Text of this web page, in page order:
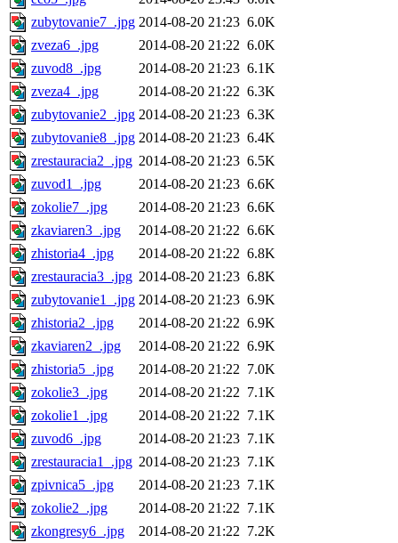
zubytovanie7_.jpg 2014-08-20 21:23 6.0K
zveza6_.jpg
2014-08-20 21:22 6.0K
zuvod8_.jpg
2014-08-20 21:23 6.1K
zveza4_.jpg
2014-08-20 21:22 6.3K
zubytovanie2_.jpg 2014-08-20 21:23 6.3K
zubytovanie8_.jpg 2014-08-20 21:23 6.4K
zrestauracia2_.jpg 2014-08-20 21:23 6.5K
zuvod1_.jpg
2014-08-20 21:23 6.6K
zokolie7_.jpg
2014-08-20 21:23 6.6K
zkaviaren3_.jpg
2014-08-20 21:22 6.6K
zhistoria4_.jpg
2014-08-20 21:22 6.8K
zrestauracia3_.jpg 2014-08-20 21:23 6.8K
zubytovanie1_.jpg 2014-08-20 21:23 6.9K
zhistoria2_.jpg
2014-08-20 21:22 6.9K
zkaviaren2_.jpg
2014-08-20 21:22 6.9K
zhistoria5_.jpg
2014-08-20 21:22 7.0K
zokolie3_.jpg
2014-08-20 21:22 7.1K
zokolie1_.jpg
2014-08-20 21:22 7.1K
zuvod6_.jpg
2014-08-20 21:23 7.1K
zrestauracia1_.jpg 2014-08-20 21:23 7.1K
zpivnica5_.jpg
2014-08-20 21:23 7.1K
zokolie2_.jpg
2014-08-20 21:22 7.1K
zkongresy6_.jpg
2014-08-20 21:22 7.2K